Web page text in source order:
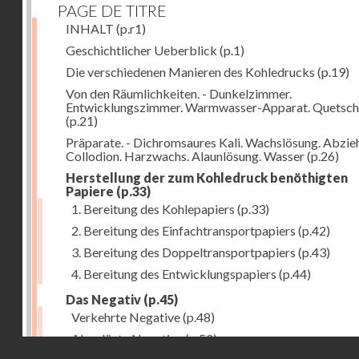
PAGE DE TITRE
INHALT (p.r1)
Geschichtlicher Ueberblick (p.1)
Die verschiedenen Manieren des Kohledrucks (p.19)
Von den Räumlichkeiten. - Dunkelzimmer.
Entwicklungszimmer. Warmwasser-Apparat.
(p.21)
Präparate. - Dichromsaures Kali. Wachslösung.
Collodion. Harzwachs. Alaunlösung. Wasser(p.26)
Herstellung der zum Kohledruck benöthigten
Papiere (p.33)
1. Bereitung des Kohlepapiers (p.33)
2. Bereitung des Einfachtransportpapiers (p.42)
3. Bereitung des Doppeltransportpapiers (p.43)
4. Bereitung des Entwicklungspapiers (p.44)
Das Negativ (p.45)
Verkehrte Negative(p.48)
Abgelöste Negative(p.50)